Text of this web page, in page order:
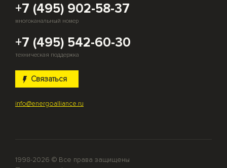
+7 (495) 902-58-37
многоканальный номер
+7 (495) 542-60-30
техническая поддержка
Связаться
info@energoalliance.ru
1998-2026 © Все права защищены